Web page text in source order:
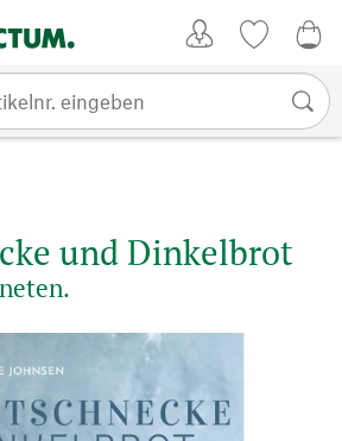
und Dinkelbrot